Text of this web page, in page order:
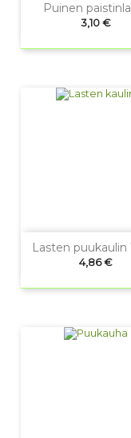
Puinen
Hinta
3,10 €
Lasten puukaulin
Hinta
4,86 €